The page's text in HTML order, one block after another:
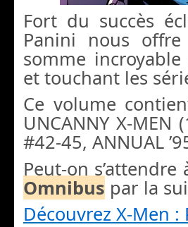
Fort du succès
Panini nous
somme
et touchant les
Ce volume
UNCANNY X-MEN
#42-45, ANNUAL
Peut-on
Omnibus par la
Découvrez X-Men